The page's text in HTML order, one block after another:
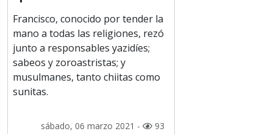
Francisco, conocido por tender la
mano a todas las religiones, rezó
junto a responsables yazidíes;
sabeos y zoroastristas; y
musulmanes, tanto chiitas como
sunitas.
sábado, 06 marzo 2021 - 93